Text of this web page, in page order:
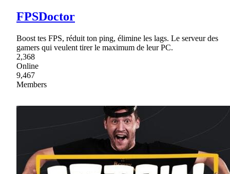
FPSDoctor
Boost tes FPS, réduit ton ping, élimine les lags. Le serveur des
gamers qui veulent tirer le maximum de leur PC.
2,368
Online
9,467
Members